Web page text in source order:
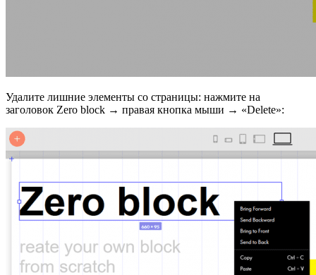
Удалите лишние элементы со страницы: нажмите на
заголовок Zero bloсk → правая кнопка мыши → «Delete»: